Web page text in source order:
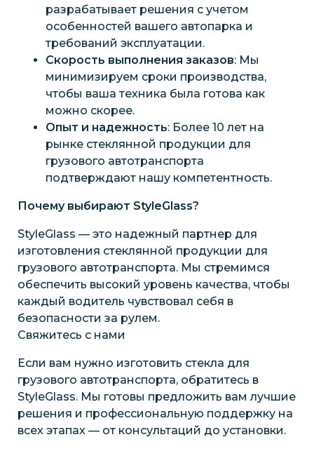
разрабатывает решения с учетом
особенностей вашего автопарка и
требований эксплуатации.
Скорость выполнения заказов: Мы
минимизируем сроки производства,
чтобы ваша техника была готова как
можно скорее.
Опыт и надежность: Более 10 лет на
рынке стеклянной продукции для
грузового автотранспорта
подтверждают нашу компетентность.
Почему выбирают StyleGlass?
StyleGlass — это надежный партнер для
изготовления стеклянной продукции для
грузового автотранспорта. Мы стремимся
обеспечить высокий уровень качества, чтобы
каждый водитель чувствовал себя в
безопасности за рулем.
Свяжитесь с нами
Если вам нужно изготовить стекла для
грузового автотранспорта, обратитесь в
StyleGlass. Мы готовы предложить вам лучшие
решения и профессиональную поддержку на
всех этапах — от консультаций до установки.